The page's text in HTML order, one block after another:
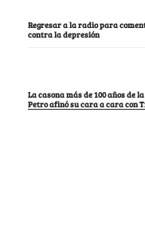
Regresar a la radio para
contra la depresión
La casona más de 100 años de
Petro afinó su cara a cara con